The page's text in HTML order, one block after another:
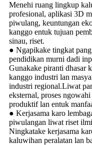
Menehi ruang lingkup
profesional, aplikasi 3D
piwulang, keuntungan
kanggo entuk tujuan
sinau, riset.
● Ngapikake tingkat
pendidikan murni dadi
Gunakake piranti dhasar
kanggo industri lan
industri regional.Liwat
eksternal, proses
produktif lan entuk
● Kerjasama karo
piwulangan liwat riset
Ningkatake kerjasama
kaluwihan peralatan lan